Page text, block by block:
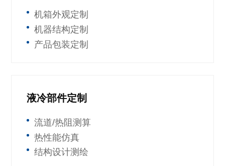
机箱外观定制
机器结构定制
产品包装定制
液冷部件定制
流道/热阻测算
热性能仿真
结构设计测绘